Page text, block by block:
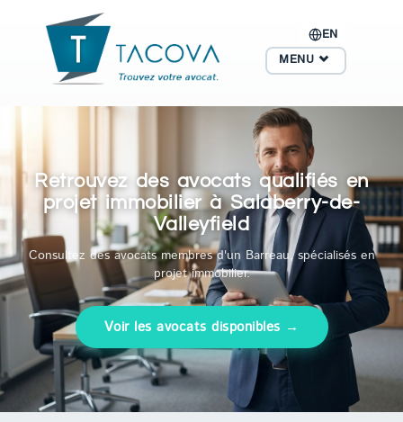
EN
MENU
Retrouvez des avocats qualifiés en
projet immobilier à Salaberry-de-
Valleyfield
Consultez des avocats membres d'un Barreau, spécialisés en
projet immobilier.
Voir les avocats disponibles →